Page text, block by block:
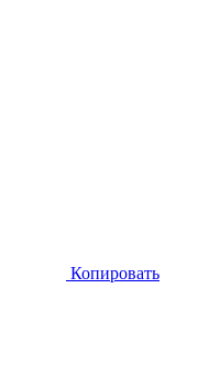
Копировать